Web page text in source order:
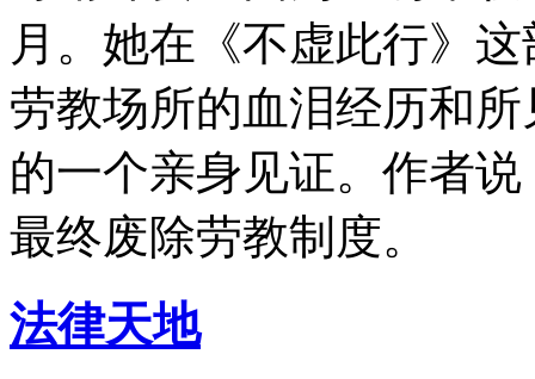
月。她在《不虚此行》
劳教场所的血泪经历和
的一个亲身见证。作者
最终废除劳教制度。
法律天地